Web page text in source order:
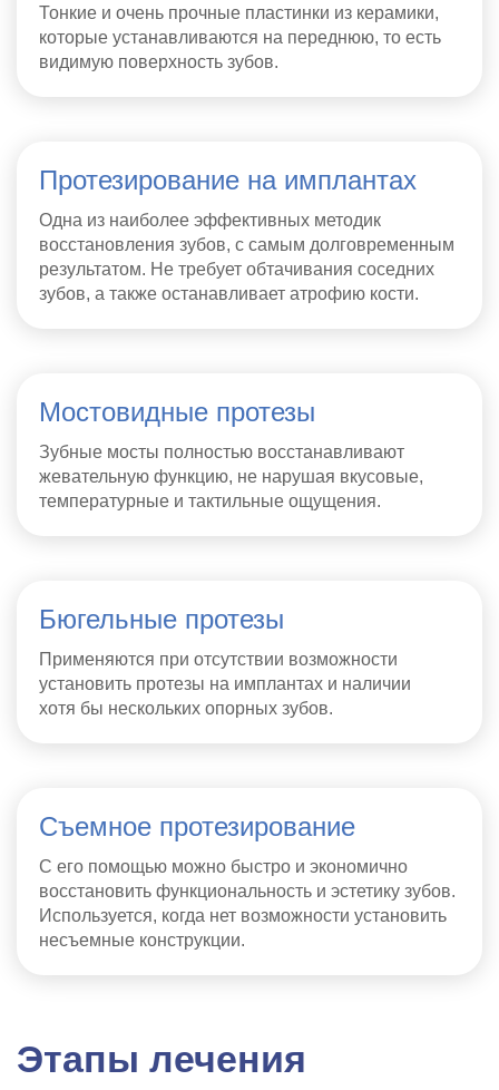
Тонкие и очень прочные пластинки из керамики,
которые устанавливаются на переднюю, то есть
видимую поверхность зубов.
Протезирование на имплантах
Одна из наиболее эффективных методик
восстановления зубов, с самым долговременным
результатом. Не требует обтачивания соседних
зубов, а также останавливает атрофию кости.
Мостовидные протезы
Зубные мосты полностью восстанавливают
жевательную функцию, не нарушая вкусовые,
температурные и тактильные ощущения.
Бюгельные протезы
Применяются при отсутствии возможности
установить протезы на имплантах и наличии
хотя бы нескольких опорных зубов.
Съемное протезирование
С его помощью можно быстро и экономично
восстановить функциональность и эстетику зубов.
Используется, когда нет возможности установить
несъемные конструкции.
Этапы лечения